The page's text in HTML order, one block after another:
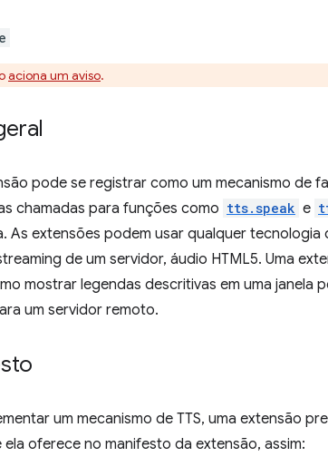
aciona um aviso.
pode se registrar como um mecanismo de
chamadas para funções como tts.speak e
As extensões podem usar qualquer
de um servidor, áudio HTML5. Uma
mostrar legendas descritivas em uma janela
um servidor remoto.
um mecanismo de TTS, uma extensão
ela oferece no manifesto da extensão, assim: